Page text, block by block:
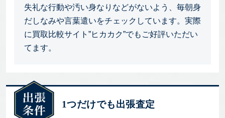
失礼な行動や汚い身なりなどがないよう、毎朝身
だしなみや言葉遣いをチェックしています。実際
に買取比較サイト”ヒカカク”でもご好評いただい
てます。
1つだけでも出張査定